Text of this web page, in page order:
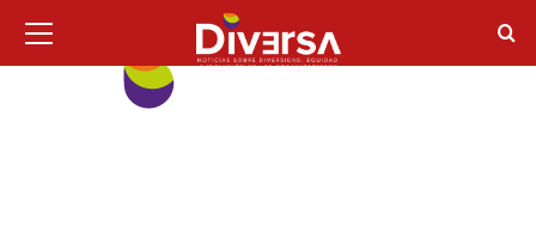
contenido
principal